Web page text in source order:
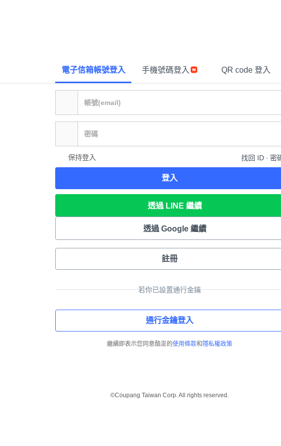
電子信箱帳號登入 手機號碼登入 QR code 登入
保持登入 找回 ID ∙ 密
登入
透過 LINE 繼續
透過 Google 繼續
註冊
若你已設置通行金鑰
通行金鑰登入
繼續即表示您同意酷澎的使用條款和 隱私權政策
©Coupang Taiwan Corp. All rights reserved.